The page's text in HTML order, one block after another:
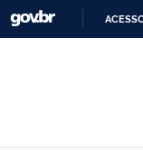
Skip to main content